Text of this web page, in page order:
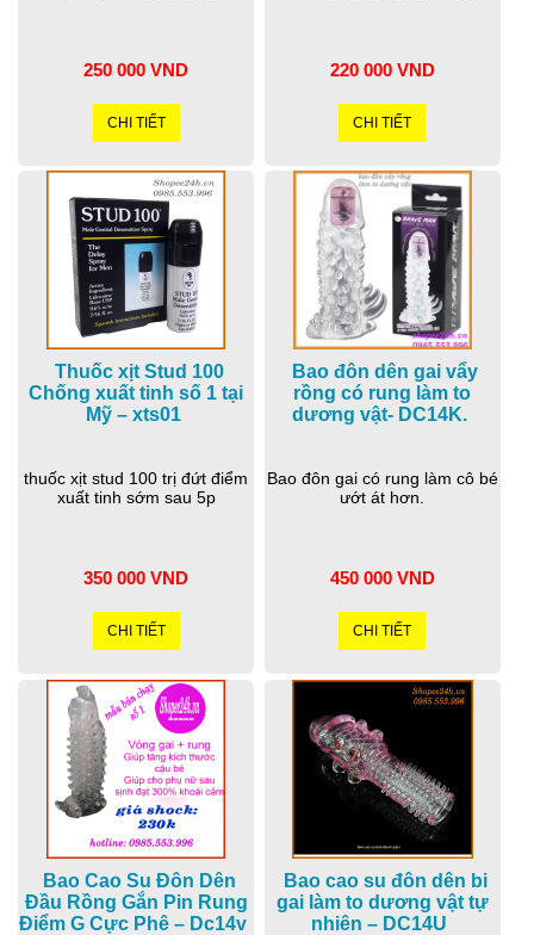
250 000 VND
CHI TIẾT
220 000 VND
CHI TIẾT
Thuốc xịt Stud 100
Chống xuất tinh số 1 tại
Mỹ – xts01
thuốc xịt stud 100 trị đứt điểm
xuất tinh sớm sau 5p
350 000 VND
CHI TIẾT
Bao đôn dên gai vẩy
rồng có rung làm to
dương vật- DC14K.
Bao đôn gai có rung làm cô bé
ướt át hơn.
450 000 VND
CHI TIẾT
Bao Cao Su Đôn Dên
Đầu Rồng Gắn Pin Rung
Điểm G Cực Phê – Dc14v
Bao cao su đôn dên bi
gai làm to dương vật tự
nhiên – DC14U